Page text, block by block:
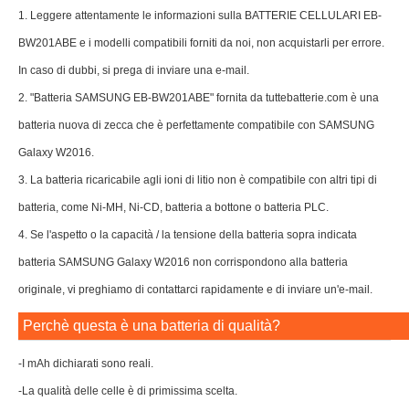
1. Leggere attentamente le informazioni sulla BATTERIE CELLULARI EB-
BW201ABE e i modelli compatibili forniti da noi, non acquistarli per errore.
In caso di dubbi, si prega di inviare una e-mail.
2. "Batteria SAMSUNG EB-BW201ABE" fornita da tuttebatterie.com è una
batteria nuova di zecca che è perfettamente compatibile con SAMSUNG
Galaxy W2016.
3. La batteria ricaricabile agli ioni di litio non è compatibile con altri tipi di
batteria, come Ni-MH, Ni-CD, batteria a bottone o batteria PLC.
4. Se l'aspetto o la capacità / la tensione della batteria sopra indicata
batteria SAMSUNG Galaxy W2016 non corrispondono alla batteria
originale, vi preghiamo di contattarci rapidamente e di inviare un'e-mail.
Perchè questa è una batteria di qualità?
-I mAh dichiarati sono reali.
-La qualità delle celle è di primissima scelta.